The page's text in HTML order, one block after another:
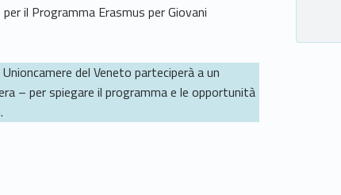
per il Programma Erasmus per Giovani
del Veneto parteciperà a un
– per spiegare il programma e le opportunità